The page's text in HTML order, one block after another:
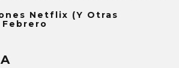
Netflix (y Otras